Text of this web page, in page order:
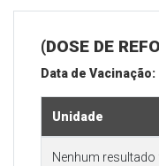
(DOSE DE
Data de Vacinação:
Unidade
Nenhum